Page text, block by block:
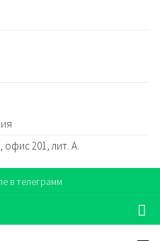
офис 201, лит. А.
в телеграмм